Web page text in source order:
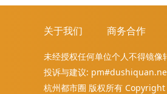
关于我们 商务合作
未经授权任何单位个人不得镜像
投诉与建议:
杭州都市圈 版权所有